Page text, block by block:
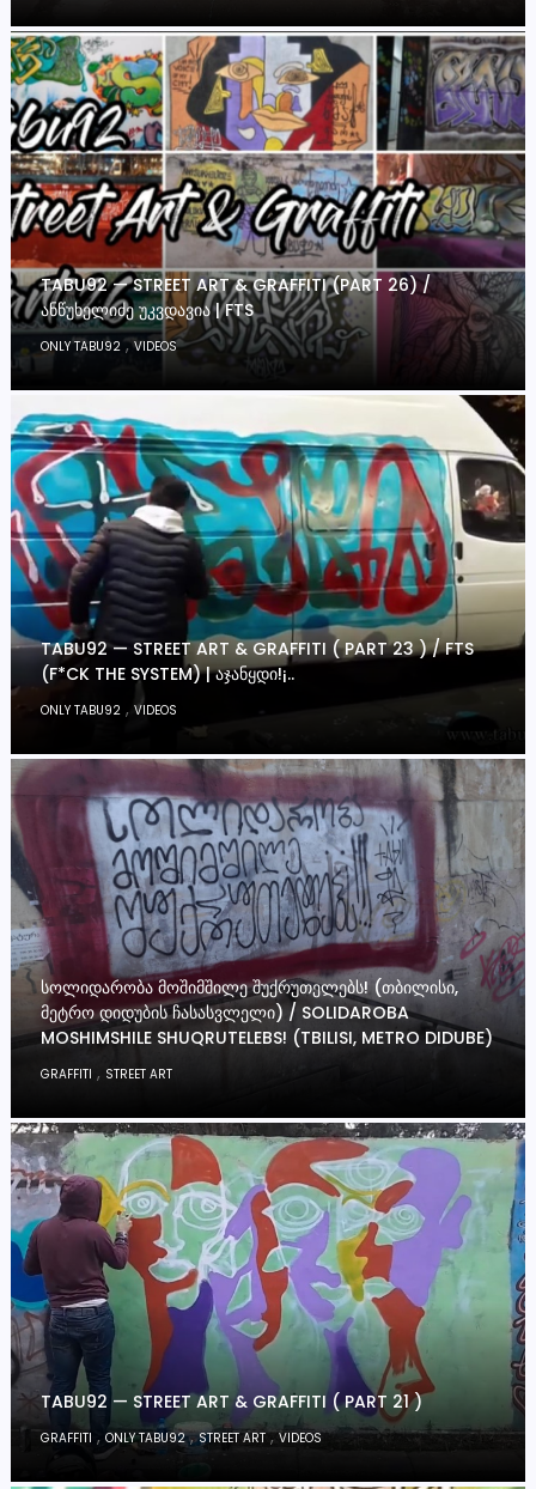
TABU92 — STREET ART & GRAFFITI (PART 26) /
ᲐᲜᲬᲣᲮᲔᲚᲘᲫᲔ ᲣᲙᲕᲓᲐᲕᲘᲐ | FTS
ONLY TABU92 ,VIDEOS
TABU92 — STREET ART & GRAFFITI ( PART 23 ) / FTS
(F*CK THE SYSTEM) | ᲐᲯᲐᲜᲧᲓᲘ!¡..
ONLY TABU92 ,VIDEOS
ᲡᲝᲚᲘᲓᲐᲠᲝᲑᲐ ᲛᲝᲨᲘᲛᲨᲘᲚᲔ ᲨᲣᲥᲠᲣᲗᲔᲚᲔᲑᲡ! (ᲗᲑᲘᲚᲘᲡᲘ,
ᲛᲔᲢᲠᲝ ᲓᲘᲓᲣᲑᲘᲡ ᲩᲐᲡᲐᲡᲕᲚᲔᲚᲘ) / SOLIDAROBA
MOSHIMSHILE SHUQRUTELEBS! (TBILISI, METRO DIDUBE)
GRAFFITI , STREET ART
TABU92 — STREET ART & GRAFFITI ( PART 21 )
GRAFFITI ,ONLY TABU92,STREET ART,VIDEOS